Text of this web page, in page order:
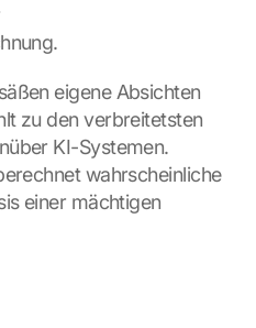
eigene Absichten
zu den verbreitetsten
KI-Systemen.
wahrscheinliche
einer mächtigen